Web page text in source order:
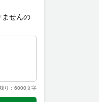
せんの
り：6000文字